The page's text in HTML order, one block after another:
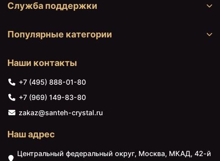
Служба поддержки
Популярные категории
Наши контакты
+7 (495) 888-01-80
+7 (969) 149-83-80
zakaz@santeh-crystal.ru
Наш адрес
Центральный федеральный округ, Москва, МКАД, 42-й